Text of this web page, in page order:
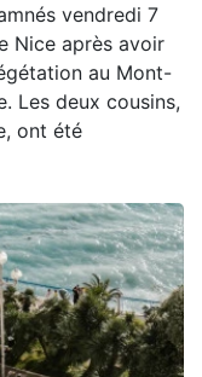
vendredi 7
Nice après avoir
au Mont-
Les deux cousins,
ont été